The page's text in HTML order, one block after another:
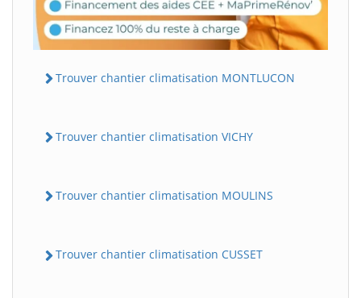
Trouver chantier climatisation MONTLUCON
Trouver chantier climatisation VICHY
Trouver chantier climatisation MOULINS
Trouver chantier climatisation CUSSET